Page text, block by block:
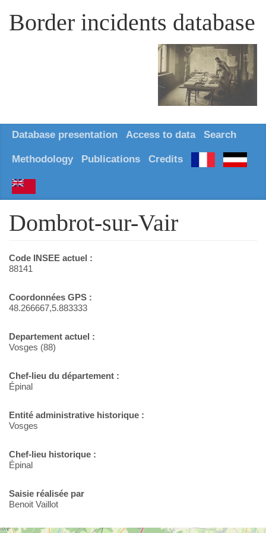
Border incidents database
Database presentation Access to data Search
Methodology Publications Credits
Dombrot-sur-Vair
Code INSEE actuel :
88141
Coordonnées GPS :
48.266667,5.883333
Departement actuel :
Vosges (88)
Chef-lieu du département :
Épinal
Entité administrative historique :
Vosges
Chef-lieu historique :
Épinal
Saisie réalisée par
Benoit Vaillot